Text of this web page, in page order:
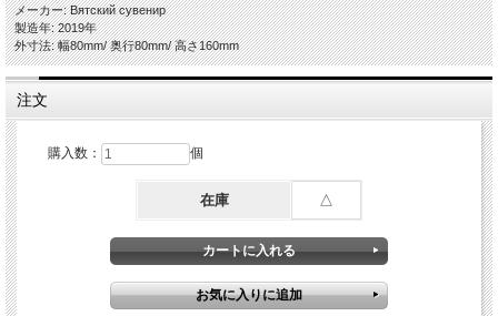
メーカー: Вятский сувенир
製造年: 2019年
外寸法: 幅80mm/ 奥行80mm/ 高さ160mm
注文
購入数： 個
在庫 △